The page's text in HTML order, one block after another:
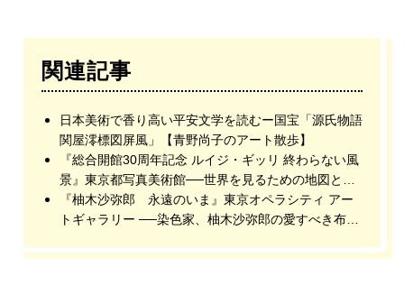
関連記事
日本美術で香り高い平安文学を読むー国宝「源氏物語
関屋澪標図屏風」【青野尚子のアート散歩】
『総合開館30周年記念 ルイジ・ギッリ 終わらない風
景』東京都写真美術館──世界を見るための地図とし
てのギッリの写真
『柚木沙弥郎 永遠のいま』東京オペラシティ アー
トギャラリー ──染色家、柚木沙弥郎の愛すべき布と